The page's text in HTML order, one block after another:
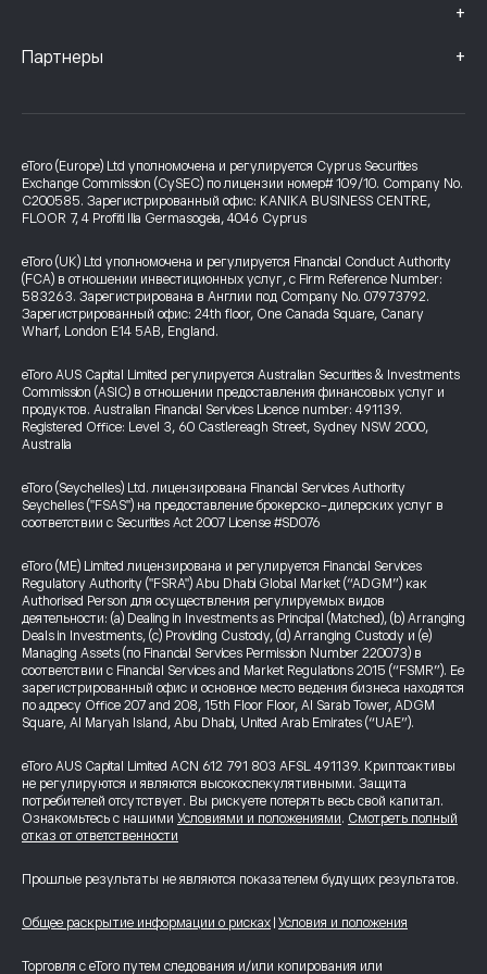
+
Партнеры +
eToro (Europe) Ltd уполномочена и регулируется Cyprus Securities
Exchange Commission (CySEC) по лицензии номер# 109/10. Company No.
C200585. Зарегистрированный офис: KANIKA BUSINESS CENTRE,
FLOOR 7, 4 Profiti Ilia Germasogeia, 4046 Cyprus
eToro (UK) Ltd уполномочена и регулируется Financial Conduct Authority
(FCA) в отношении инвестиционных услуг, с Firm Reference Number:
583263. Зарегистрирована в Англии под Company No. 07973792.
Зарегистрированный офис: 24th floor, One Canada Square, Canary
Wharf, London E14 5AB, England.
eToro AUS Capital Limited регулируется Australian Securities & Investments
Commission (ASIC) в отношении предоставления финансовых услуг и
продуктов. Australian Financial Services Licence number: 491139.
Registered Office: Level 3, 60 Castlereagh Street, Sydney NSW 2000,
Australia
eToro (Seychelles) Ltd. лицензирована Financial Services Authority
Seychelles ("FSAS") на предоставление брокерско-дилерских услуг в
соответствии с Securities Act 2007 License #SD076
eToro (ME) Limited лицензирована и регулируется Financial Services
Regulatory Authority ("FSRA") Abu Dhabi Global Market (“ADGM”) как
Authorised Person для осуществления регулируемых видов
деятельности: (a) Dealing in Investments as Principal (Matched), (b) Arranging
Deals in Investments, (c) Providing Custody, (d) Arranging Custody и (e)
Managing Assets (по Financial Services Permission Number 220073) в
соответствии с Financial Services and Market Regulations 2015 (“FSMR”). Ее
зарегистрированный офис и основное место ведения бизнеса находятся
по адресу Office 207 and 208, 15th Floor Floor, Al Sarab Tower, ADGM
Square, Al Maryah Island, Abu Dhabi, United Arab Emirates (“UAE”).
eToro AUS Capital Limited ACN 612 791 803 AFSL 491139. Криптоактивы
не регулируются и являются высокоспекулятивными. Защита
потребителей отсутствует. Вы рискуете потерять весь свой капитал.
Ознакомьтесь с нашими Условиями и положениями. Смотреть полный
отказ от ответственности
Прошлые результаты не являются показателем будущих результатов.
Общее раскрытие информации о рисках Условия и положения
Торговля с eToro путем следования и/или копирования или